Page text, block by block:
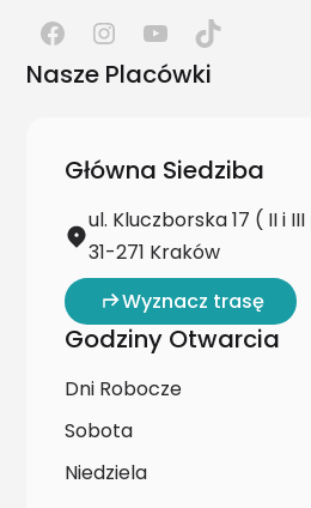
Nasze Placówki
Główna Siedziba
ul. Kluczborska 17 ( II i
31-271 Kraków
Wyznacz trasę
Godziny Otwarcia
Dni Robocze
Sobota
Niedziela